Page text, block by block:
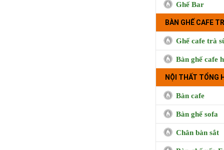
Ghế Bar
BÀN GHẾ CAFE
Ghế cafe trà
Bàn ghế cafe
NỘI THẤT TỔNG
Bàn cafe
Bàn ghế sofa
Chân bàn sắt
Cà phê Boong,
Hưng,
Trà sữa